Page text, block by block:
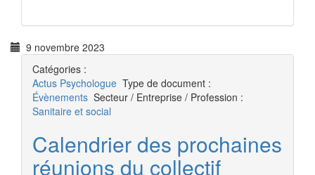
9 novembre 2023
Catégories :
Actus Psychologue Type de document :
Évènements Secteur / Entreprise / Profession :
Sanitaire et social
Calendrier des prochaines
réunions du collectif